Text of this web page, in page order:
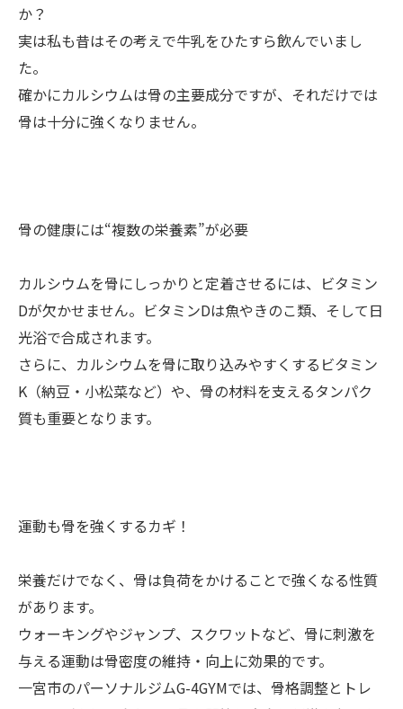
か？
実は私も昔はその考えで牛乳をひたすら飲んでいまし
た。
確かにカルシウムは骨の主要成分ですが、それだけでは
骨は十分に強くなりません。
骨の健康には“複数の栄養素”が必要
カルシウムを骨にしっかりと定着させるには、ビタミン
Dが欠かせません。ビタミンDは魚やきのこ類、そして日
光浴で合成されます。
さらに、カルシウムを骨に取り込みやすくするビタミン
K（納豆・小松菜など）や、骨の材料を支えるタンパク
質も重要となります。
運動も骨を強くするカギ！
栄養だけでなく、骨は負荷をかけることで強くなる性質
があります。
ウォーキングやジャンプ、スクワットなど、骨に刺激を
与える運動は骨密度の維持・向上に効果的です。
一宮市のパーソナルジムG-4GYMでは、骨格調整とトレ